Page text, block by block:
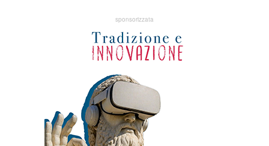
sponsorizzata